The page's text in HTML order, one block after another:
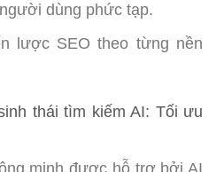
dùng phức tạp.
lược SEO theo từng nền
thái tìm kiếm AI: Tối ưu
minh được hỗ trợ bởi AI